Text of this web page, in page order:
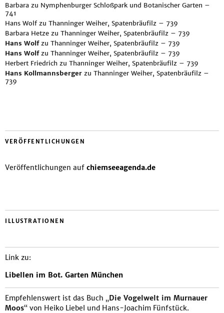
Barbara zu Nymphenburger Schloßpark und Botanischer Garten –
741
Hans Wolf zu Thanninger Weiher, Spatenbräufilz – 739
Barbara Hetze zu Thanninger Weiher, Spatenbräufilz – 739
Hans Wolfzu Thanninger Weiher, Spatenbräufilz – 739
Hans Wolfzu Thanninger Weiher, Spatenbräufilz – 739
Herbert Friedrich zu Thanninger Weiher, Spatenbräufilz – 739
Hans Kollmannsberger zu Thanninger Weiher, Spatenbräufilz –
739
VERÖFFENTLICHUNGEN
Veröffentlichungen auf chiemseeagenda.de
ILLUSTRATIONEN
Link zu:
Libellen im Bot. Garten München
Empfehlenswert ist das Buch „Die Vogelwelt im Murnauer
Moos“ von Heiko Liebel und Hans-Joachim Fünfstück.